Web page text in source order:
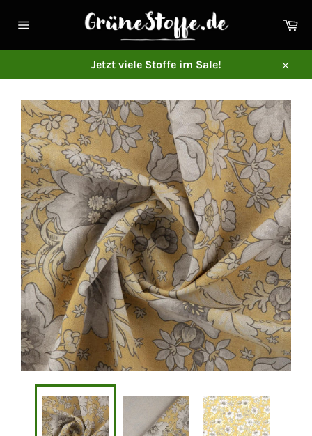
zum
Jetzt viele Stoffe im Sale!